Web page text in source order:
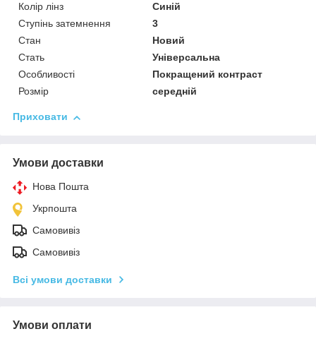
Колір лінз
Синій
Ступінь затемнення
3
Стан
Новий
Стать
Універсальна
Особливості
Покращений контраст
Розмір
середній
Приховати
Умови доставки
Нова Пошта
Укрпошта
Самовивіз
Самовивіз
Всі умови доставки
Умови оплати